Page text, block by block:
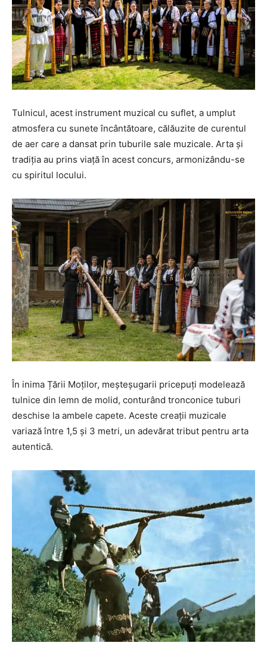
Tulnicul, acest instrument muzical cu suflet, a umplut
atmosfera cu sunete încântătoare, călăuzite de curentul
de aer care a dansat prin tuburile sale muzicale. Arta și
tradiția au prins viață în acest concurs, armonizându-se
cu spiritul locului.
În inima Țării Moților, meșteșugarii pricepuți modelează
tulnice din lemn de molid, conturând tronconice tuburi
deschise la ambele capete. Aceste creații muzicale
variază între 1,5 și 3 metri, un adevărat tribut pentru arta
autentică.